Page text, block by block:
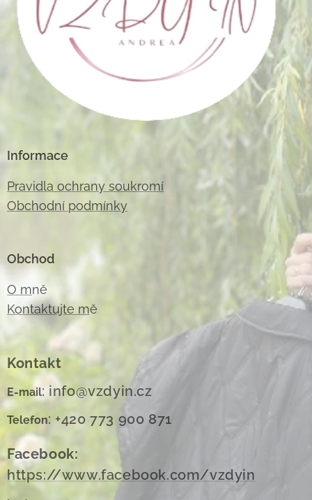
Informace
Pravidla ochrany soukromí
Obchodní podmínky
Obchod
O mně
Kontaktujte mě
Kontakt
E-mail: info@vzdyin.cz
Telefon: +420 773 900 871
Facebook:
https://www.facebook.com/vzdyin